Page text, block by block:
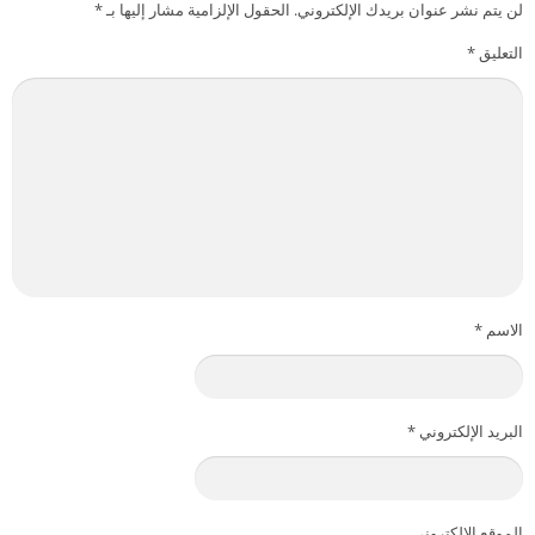
لن يتم نشر عنوان بريدك الإلكتروني. الحقول الإلزامية مشار إليها بـ*
التعليق *
الاسم *
البريد الإلكتروني *